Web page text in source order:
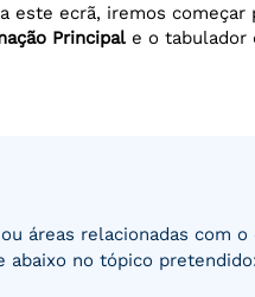
este ecrã, iremos começar
Principal e o tabulador
áreas relacionadas com o
abaixo no tópico